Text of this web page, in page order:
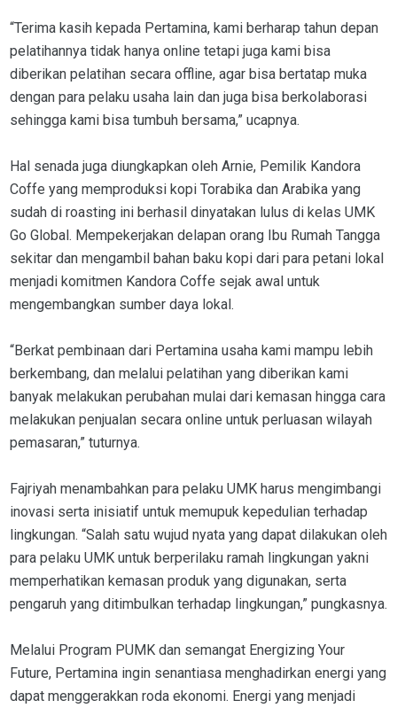
“Terima kasih kepada Pertamina, kami berharap tahun depan
pelatihannya tidak hanya online tetapi juga kami bisa
diberikan pelatihan secara offline, agar bisa bertatap muka
dengan para pelaku usaha lain dan juga bisa berkolaborasi
sehingga kami bisa tumbuh bersama,” ucapnya.
Hal senada juga diungkapkan oleh Arnie, Pemilik Kandora
Coffe yang memproduksi kopi Torabika dan Arabika yang
sudah di roasting ini berhasil dinyatakan lulus di kelas UMK
Go Global. Mempekerjakan delapan orang Ibu Rumah Tangga
sekitar dan mengambil bahan baku kopi dari para petani lokal
menjadi komitmen Kandora Coffe sejak awal untuk
mengembangkan sumber daya lokal.
“Berkat pembinaan dari Pertamina usaha kami mampu lebih
berkembang, dan melalui pelatihan yang diberikan kami
banyak melakukan perubahan mulai dari kemasan hingga cara
melakukan penjualan secara online untuk perluasan wilayah
pemasaran,” tuturnya.
Fajriyah menambahkan para pelaku UMK harus mengimbangi
inovasi serta inisiatif untuk memupuk kepedulian terhadap
lingkungan. “Salah satu wujud nyata yang dapat dilakukan oleh
para pelaku UMK untuk berperilaku ramah lingkungan yakni
memperhatikan kemasan produk yang digunakan, serta
pengaruh yang ditimbulkan terhadap lingkungan,” pungkasnya.
Melalui Program PUMK dan semangat Energizing Your
Future, Pertamina ingin senantiasa menghadirkan energi yang
dapat menggerakkan roda ekonomi. Energi yang menjadi